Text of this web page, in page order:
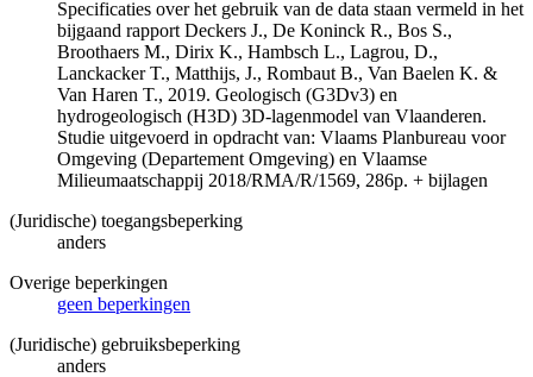
Specificaties over het gebruik van de data staan vermeld in het
bijgaand rapport Deckers J., De Koninck R., Bos S.,
Broothaers M., Dirix K., Hambsch L., Lagrou, D.,
Lanckacker T., Matthijs, J., Rombaut B., Van Baelen K. &
Van Haren T., 2019. Geologisch (G3Dv3) en
hydrogeologisch (H3D) 3D-lagenmodel van Vlaanderen.
Studie uitgevoerd in opdracht van: Vlaams Planbureau voor
Omgeving (Departement Omgeving) en Vlaamse
Milieumaatschappij 2018/RMA/R/1569, 286p. + bijlagen
(Juridische) toegangsbeperking
anders
Overige beperkingen
geen beperkingen
(Juridische) gebruiksbeperking
anders